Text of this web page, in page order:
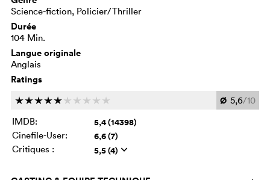
Science-fiction, Policier/Thriller
Durée
104 Min.
Langue originale
Anglais
Ratings
ccccc c c c c c Ø 5,6/10
IMDB:
5,4 (14398)
Cinefile-User: 6,6 (7)
Critiques : 5,5 (4) q